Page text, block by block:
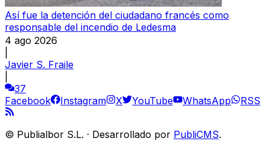
Así fue la detención del ciudadano francés como
responsable del incendio de Ledesma
4 ago 2026
Javier S. Fraile
37
Facebook
Instagram X YouTube WhatsApp RSS
© Publialbor S.L. · Desarrollado por PubliCMS.